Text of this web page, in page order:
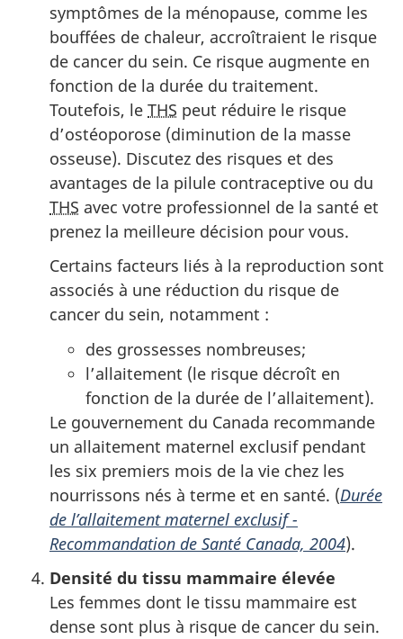
symptômes de la ménopause, comme les
bouffées de chaleur, accroîtraient le risque
de cancer du sein. Ce risque augmente en
fonction de la durée du traitement.
Toutefois, le THS peut réduire le risque
d’ostéoporose (diminution de la masse
osseuse). Discutez des risques et des
avantages de la pilule contraceptive ou du
THS avec votre professionnel de la santé et
prenez la meilleure décision pour vous.
Certains facteurs liés à la reproduction sont
associés à une réduction du risque de
cancer du sein, notamment :
des grossesses nombreuses;
l’allaitement (le risque décroît en
fonction de la durée de l’allaitement).
Le gouvernement du Canada recommande
un allaitement maternel exclusif pendant
les six premiers mois de la vie chez les
nourrissons nés à terme et en santé. (Durée
de l’allaitement maternel exclusif -
Recommandation de Santé Canada, 2004).
Densité du tissu mammaire élevée
Les femmes dont le tissu mammaire est
dense sont plus à risque de cancer du sein.